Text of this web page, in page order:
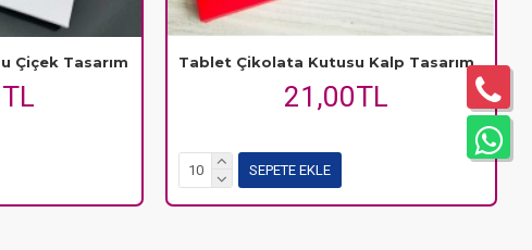
Çiçek Tasarım Tablet Çikolata Kutusu Kalp Tasarım
21,00TL
SEPETE EKLE